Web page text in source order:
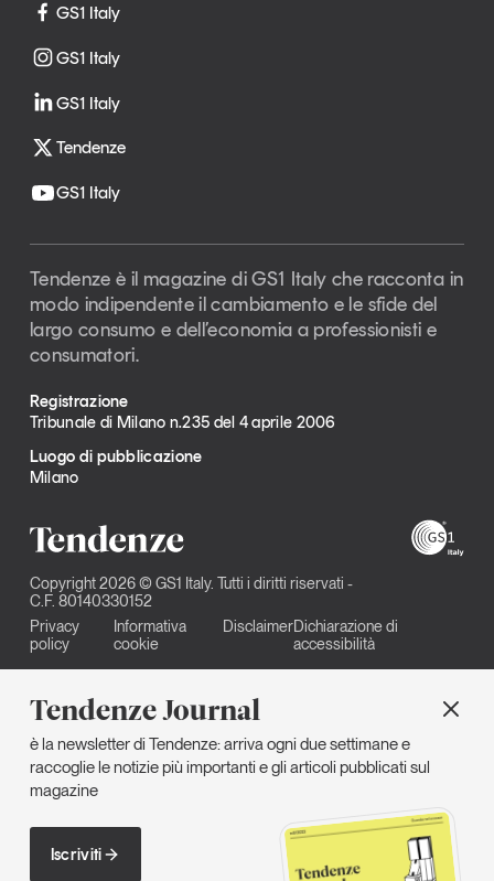
Tendenze Journal
è la newsletter di Tendenze: arriva ogni due settimane e
raccoglie le notizie più importanti e gli articoli pubblicati sul
magazine
Iscriviti
GS1 Italy
GS1 Italy
GS1 Italy
Tendenze
GS1 Italy
Tendenze è il magazine di GS1 Italy che racconta in
modo indipendente il cambiamento e le sfide del
largo consumo e dell’economia a professionisti e
consumatori.
Registrazione
Tribunale di Milano n.235 del 4 aprile 2006
Luogo di pubblicazione
Milano
Copyright 2026 © GS1 Italy. Tutti i diritti riservati -
C.F. 80140330152
Privacy
policy
Informativa
cookie
DisclaimerDichiarazione di
accessibilità